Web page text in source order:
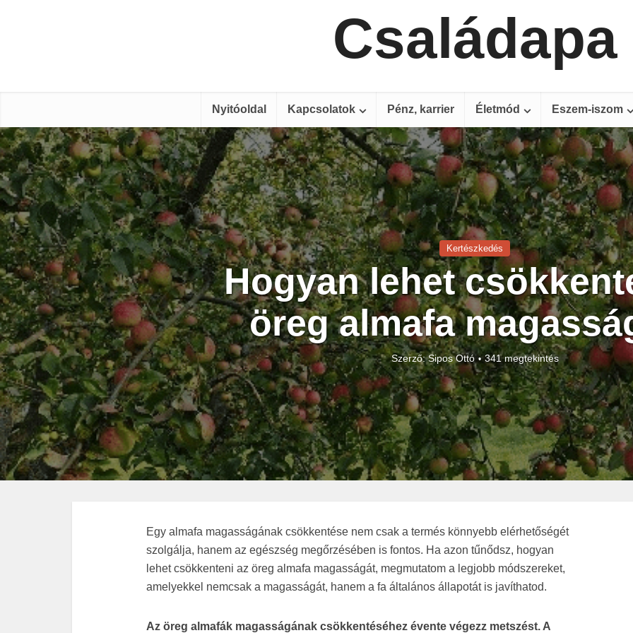
Családapa
Nyitóoldal Kapcsolatok Pénz, karrier Életmód Eszem-iszom
Kertészkedés
Hogyan lehet
öreg almafa
Szerző:Sipos Ottó 341 megtekintés
Egy almafa magasságának csökkentése nem csak a termés könnyebb elérhetőségét
szolgálja, hanem az egészség megőrzésében is fontos. Ha azon tűnődsz, hogyan
lehet csökkenteni az öreg almafa magasságát, megmutatom a legjobb módszereket,
amelyekkel nemcsak a magasságát, hanem a fa általános állapotát is javíthatod.
Az öreg almafák magasságának csökkentéséhez évente végezz metszést. A